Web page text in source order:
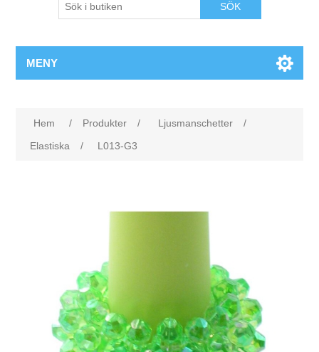
SÖK
MENY
Hem / Produkter / Ljusmanschetter
/
Elastiska
/ L013-G3